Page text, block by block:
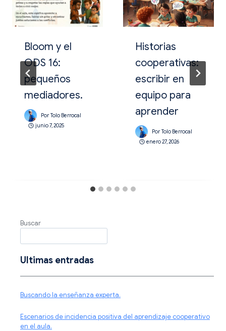
Bloom y el
ODS 16:
pequeños
mediadores.
Por Tolo Berrocal
junio 7, 2025
Historias
cooperativas:
escribir en
equipo para
aprender
Por Tolo Berrocal
enero 27, 2026
Buscar
Ultimas entradas
Buscando la enseñanza experta.
Escenarios de incidencia positiva del aprendizaje cooperativo
en el aula.